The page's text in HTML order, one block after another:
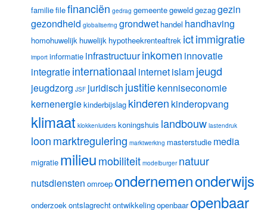
familiefilefinanciën gedrag gemeentegeweldgezaggezin
gezondheid globalisering grondwet handel handhaving
homohuwelijk huwelijk hypotheekrenteaftrek ictimmigratie
import informatie infrastructuurinkomen innovatie
integratieinternationaal internetislamjeugd
jeugdzorg JSF juridisch justitiekenniseconomie
kernenergiekinderbijslag kinderen kinderopvang
klimaat klokkenluiders koningshuis landbouw lastendruk
loonmarktregulering marktwerking masterstudie media
migratie milieumobiliteit modelburger natuur
nutsdiensten omroepondernemenonderwijs
onderzoekontslagrechtontwikkelingopenbaaropenbaar